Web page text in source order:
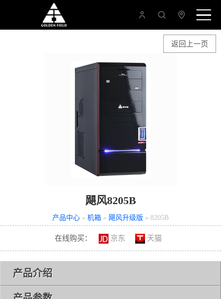
返回上一页
飓风8205B
产品中心 » 机箱 » 飓风升级版 » 8205B
在线购买： 京东 天猫
产品介绍